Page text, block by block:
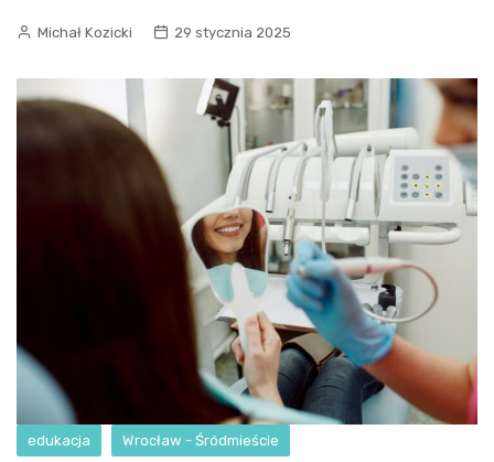
Michał Kozicki 29 stycznia 2025
edukacja Wrocław - Śródmieście